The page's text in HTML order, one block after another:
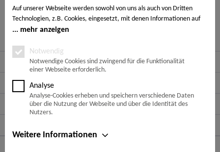
Auf unserer Webseite werden sowohl von uns als auch von Dritten
Technologien, z.B. Cookies, eingesetzt, mit denen Informationen auf
Ihrem Endgerät gespeichert und/oder von Ihrem Endgerät abgerufen
Notwendige Cookies, Analyse-, Marketing- und Statistik-Cookies. Bei
den notwendigen Cookies handelt es sich um solche, die technisch
notwendig sind, um den von Ihnen gewünschten Dienst
bereitzustellen, die übrigen Cookies werden nur auf Grund einer von
Ihnen erteilten Einwilligung gesetzt. Die Einwilligung ist freiwillig.
Personen, die das 16. Lebensjahr noch nicht vollendet haben,
benötigen die Zustimmung der Sorgeberechtigten. Sie können Ihre
Sie dazu lediglich den Cookie-Banner erneut auf und ändern Sie Ihre
mehr anzeigen
Notwendig
Notwendige Cookies sind zwingend für die Funktionalität
einer Webseite erforderlich.
Analyse
Analyse-Cookies erheben und speichern verschiedene Daten
über die Nutzung der Webseite und über die Identität des
Nutzers.
Weitere Informationen
Service Hotline
Shop Service
Informationen